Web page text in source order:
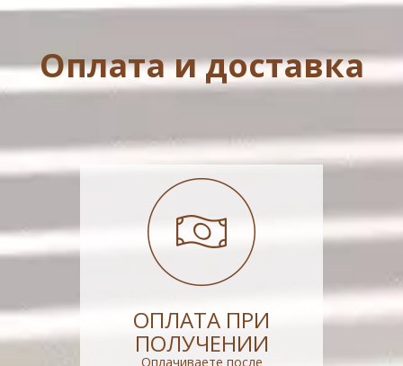
Оплата и доставка
ОПЛАТА ПРИ
ПОЛУЧЕНИИ
Оплачиваете после